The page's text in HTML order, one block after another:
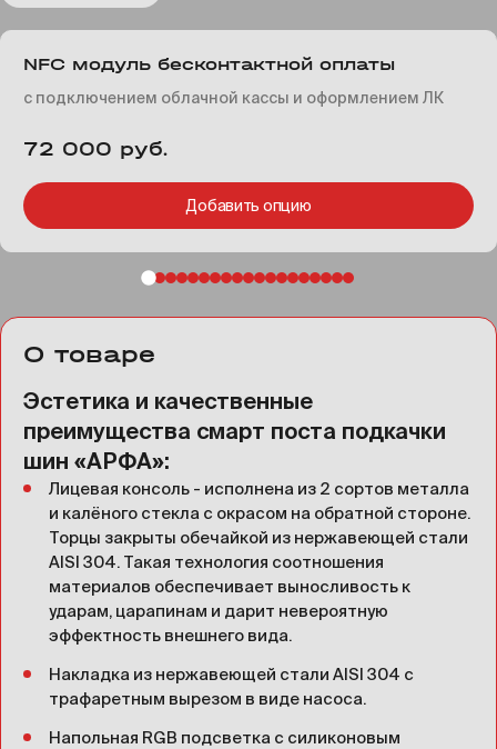
NFC модуль бесконтактной оплаты
с подключением облачной кассы и оформлением ЛК
72 000 руб.
Добавить опцию
О товаре
Эстетика и качественные
преимущества смарт поста подкачки
шин «АРФА»:
Лицевая консоль - исполнена из 2 сортов металла
и калёного стекла с окрасом на обратной стороне.
Торцы закрыты обечайкой из нержавеющей стали
AISI 304. Такая технология соотношения
материалов обеспечивает выносливость к
ударам, царапинам и дарит невероятную
эффектность внешнего вида.
Накладка из нержавеющей стали AISI 304 c
трафаретным вырезом в виде насоса.
Напольная RGB подсветка с силиконовым